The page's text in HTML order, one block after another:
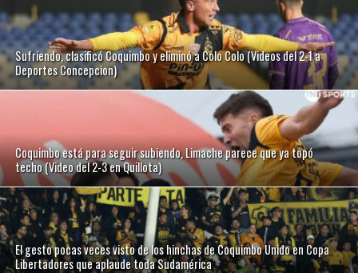
Sufriendo, clasificó Coquimbo y eliminó a Colo Colo (Videos del 2-1 a
Deportes Concepcion)
Coquimbo está para seguir subiendo, Limache parece que ya topó
techo (Video del 2-3 en Quillota)
El gesto pocas veces visto de los hinchas de Coquimbo Unido en Copa
Libertadores que aplaude toda Sudamérica